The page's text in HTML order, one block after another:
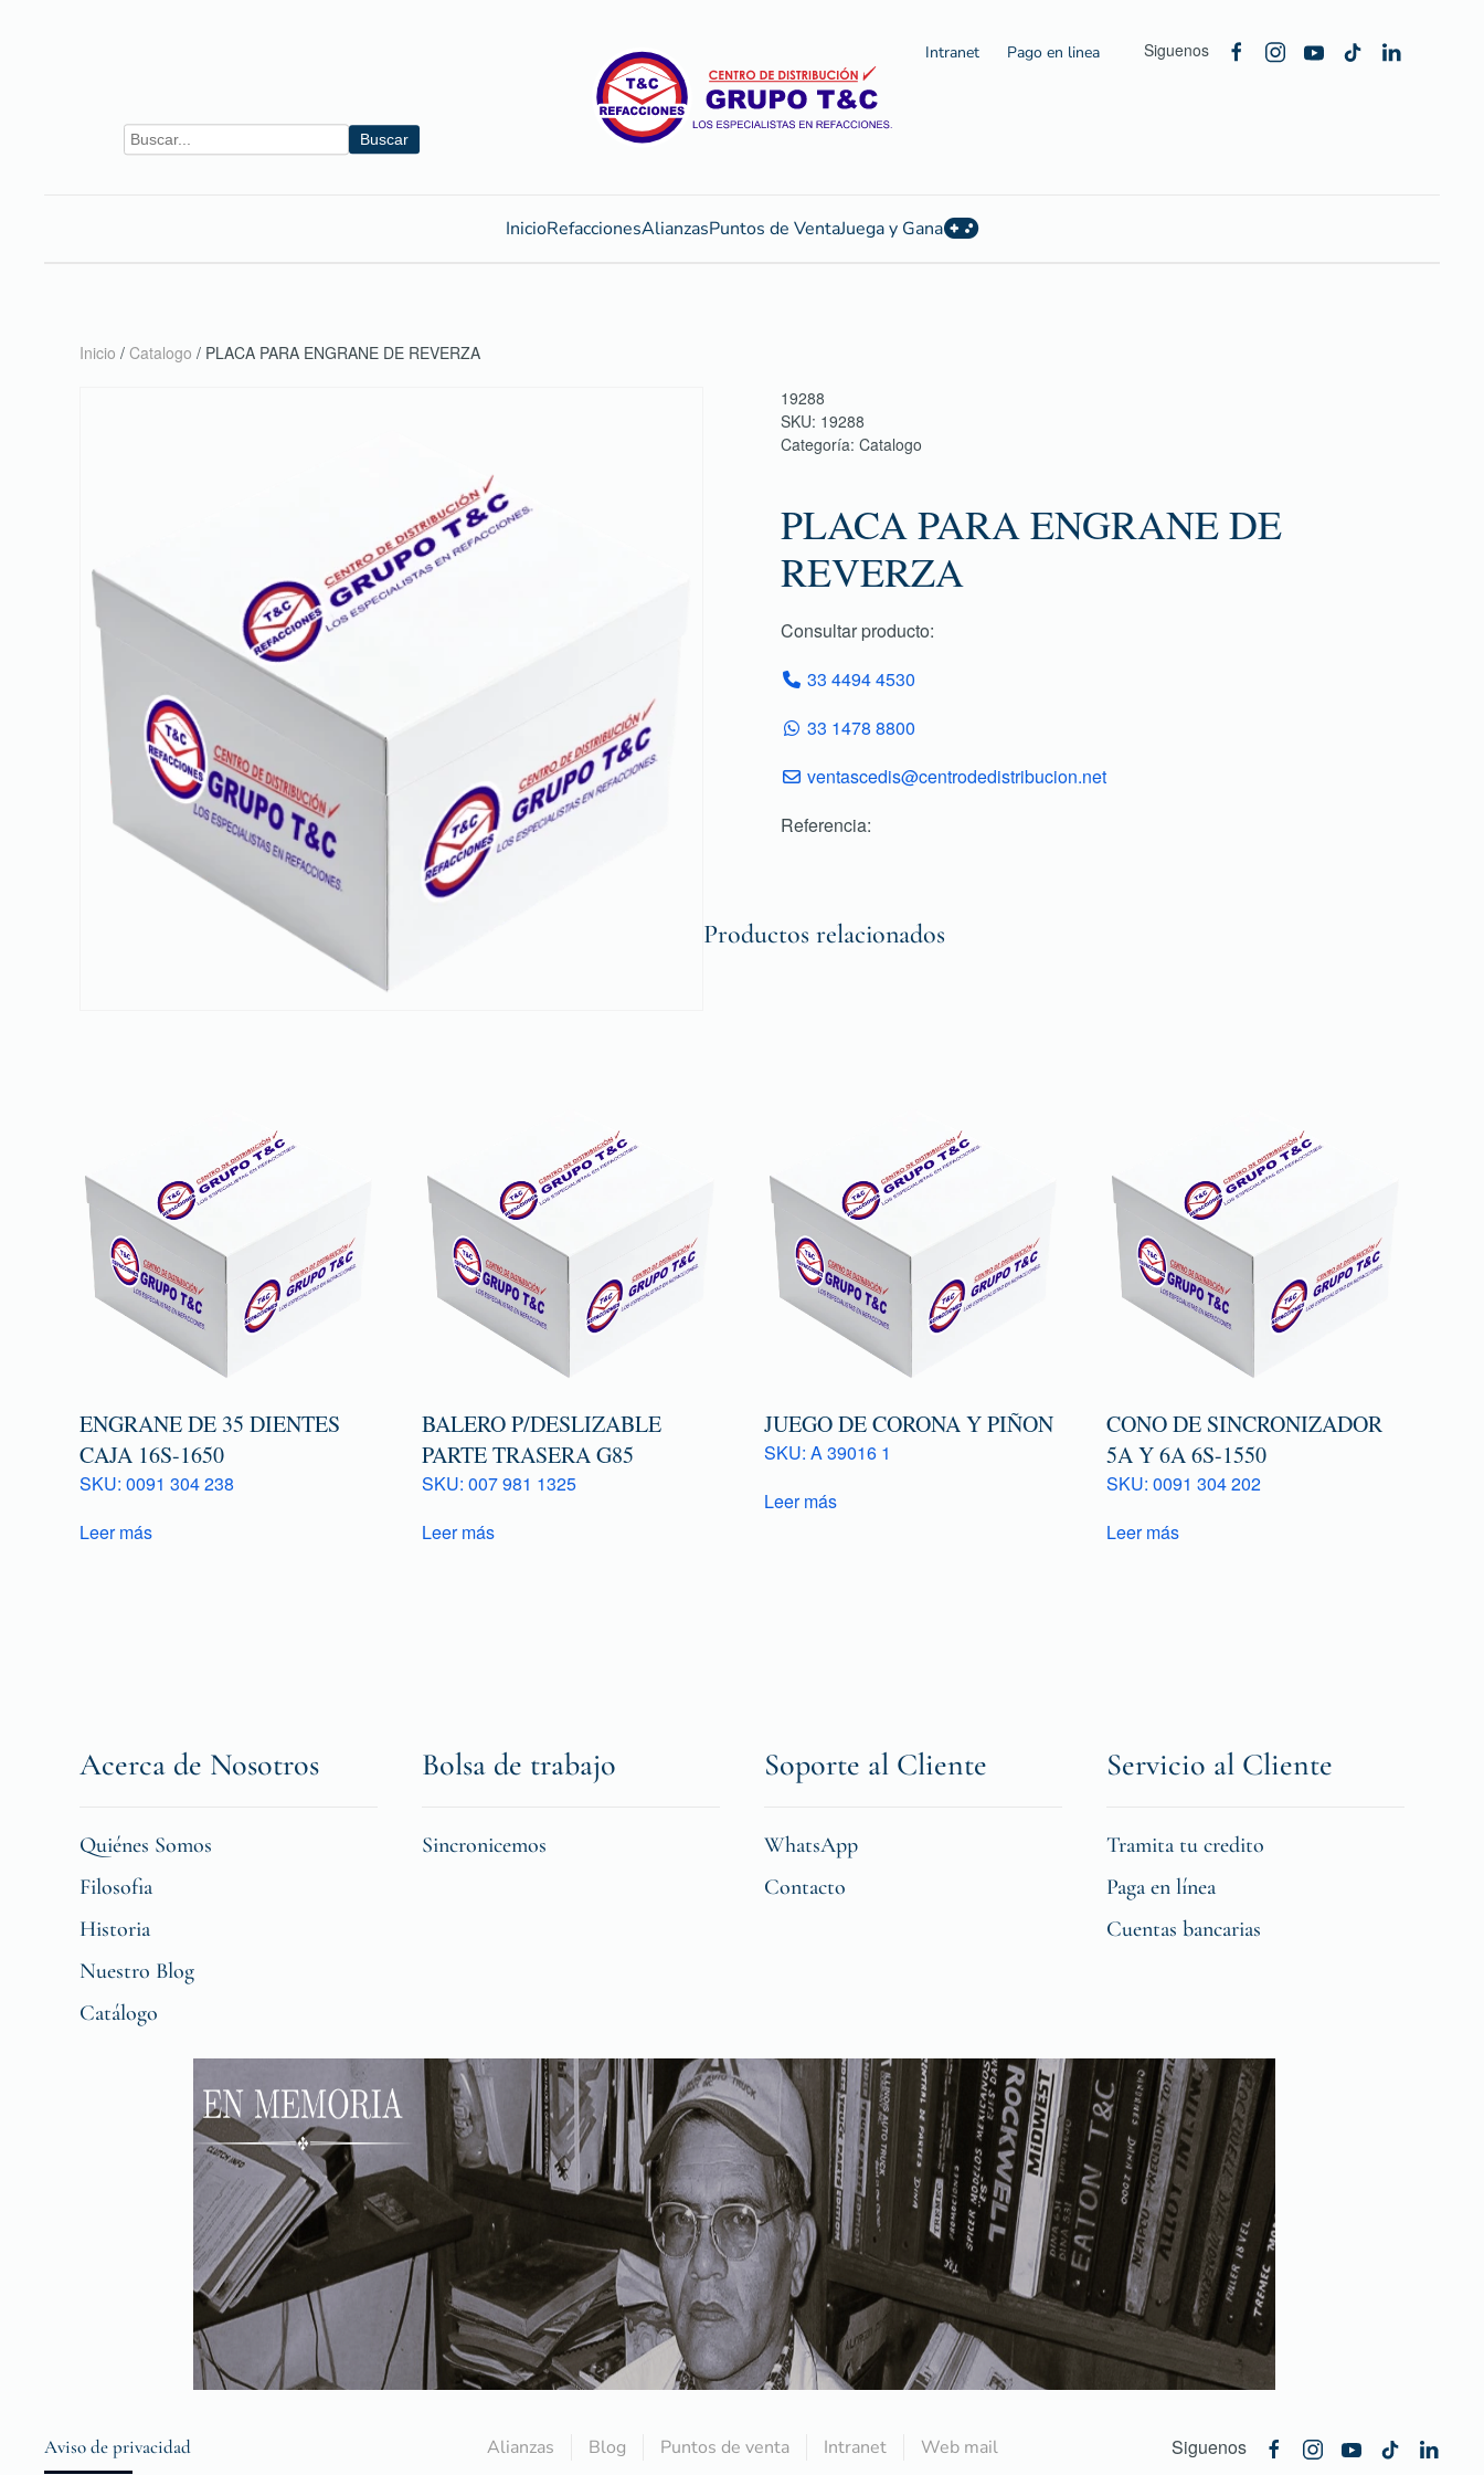
Buscar
Intranet Pago en linea Siguenos
InicioRefaccionesAlianzasPuntos de VentaJuega y Gana
Inicio / Catalogo / PLACA PARA ENGRANE DE REVERZA
19288
SKU: 19288
Categoría: Catalogo
PLACA PARA ENGRANE DE
REVERZA
Consultar producto:
33 4494 4530
33 1478 8800
ventascedis@centrodedistribucion.net
Referencia:
Productos relacionados
ENGRANE DE 35 DIENTES
CAJA 16S-1650
SKU: 0091 304 238
Leer más
BALERO P/DESLIZABLE
PARTE TRASERA G85
SKU: 007 981 1325
Leer más
JUEGO DE CORONA Y PIÑON
SKU: A 39016 1
Leer más
CONO DE SINCRONIZADOR
5A Y 6A 6S-1550
SKU: 0091 304 202
Leer más
Acerca de Nosotros
Quiénes Somos
Filosofia
Historia
Nuestro Blog
Catálogo
Bolsa de trabajo
Sincronicemos
Soporte al Cliente
WhatsApp
Contacto
Servicio al Cliente
Tramita tu credito
Paga en línea
Cuentas bancarias
Aviso de privacidad Alianzas Blog Puntos de venta Intranet Web mail Siguenos